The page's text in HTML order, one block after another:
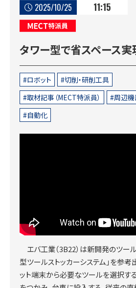
2025/10/25 11:15
MECT特派員
タワー型で省スペース
ロボット
切削・研削工具
取材記事（MECT特派員）
周辺機
自動化
エバ工業（3B22）は新開発のツー
型ツールストッカーシステム」を参考
ット端末から必要なツールを選択す